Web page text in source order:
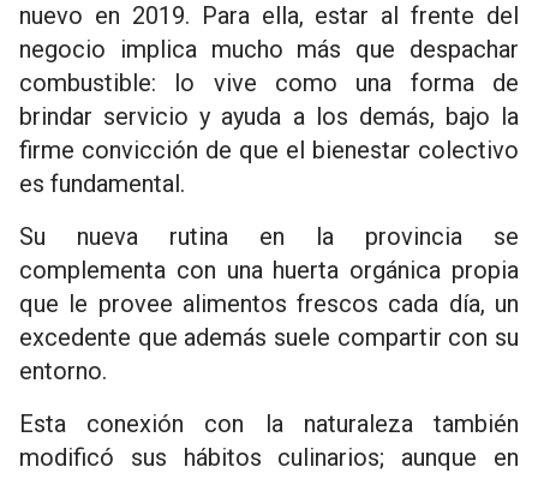
nuevo en 2019. Para ella, estar al frente del
negocio implica mucho más que despachar
combustible: lo vive como una forma de
brindar servicio y ayuda a los demás, bajo la
firme convicción de que el bienestar colectivo
es fundamental.
Su nueva rutina en la provincia se
complementa con una huerta orgánica propia
que le provee alimentos frescos cada día, un
excedente que además suele compartir con su
entorno.
Esta conexión con la naturaleza también
modificó sus hábitos culinarios; aunque en